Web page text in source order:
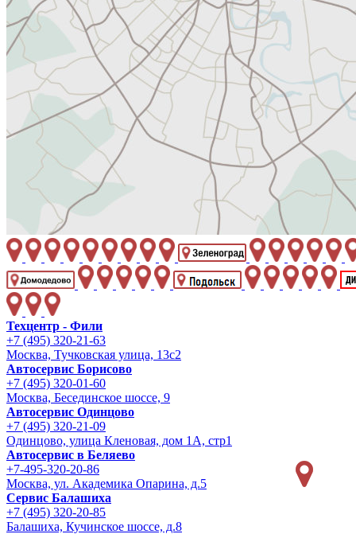
Техцентр - Фили
+7 (495) 320-21-63
Москва, Тучковская улица, 13с2
Автосервис Борисово
+7 (495) 320-01-60
Москва, Бесединское шоссе, 9
Автосервис Одинцово
+7 (495) 320-21-09
Одинцово, улица Кленовая, дом 1А, стр1
Автосервис в Беляево
+7-495-320-20-86
Москва, ул. Академика Опарина, д.5
Сервис Балашиха
+7 (495) 320-20-85
Балашиха, Кучинское шоссе, д.8